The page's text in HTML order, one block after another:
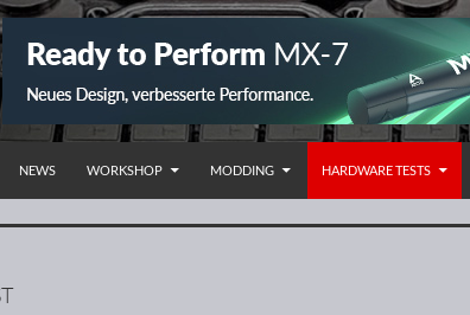
NEWS WORKSHOP MODDING HARDWARE TESTS